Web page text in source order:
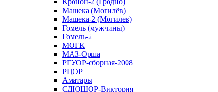
Кронон-2 (Гродно)
Машека (Могилёв)
Машека-2 (Могилев)
Гомель (мужчины)
Гомель-2
МОГК
МАЗ-Орша
РГУОР-сборная-2008
РЦОР
Аматары
СДЮШОР-Виктория